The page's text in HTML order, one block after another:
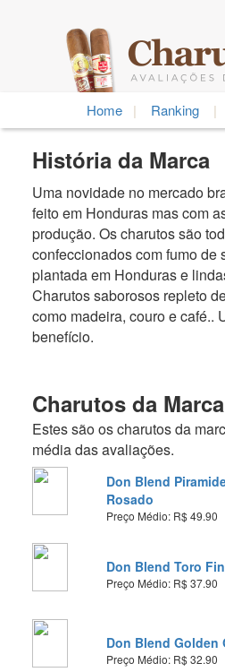
Home | Ranking |
História da Marca
Uma novidade no mercado
feito em Honduras mas com
produção. Os charutos são
confeccionados com fumo de
plantada em Honduras e
Charutos saborosos repleto
como madeira, couro e café..
benefício.
Charutos da Marca
Estes são os charutos da
média das avaliações.
Don Blend
Rosado
Preço Médio: R$ 49.90
Don Blend Toro
Preço Médio: R$ 37.90
Don Blend Golden
Preço Médio: R$ 32.90